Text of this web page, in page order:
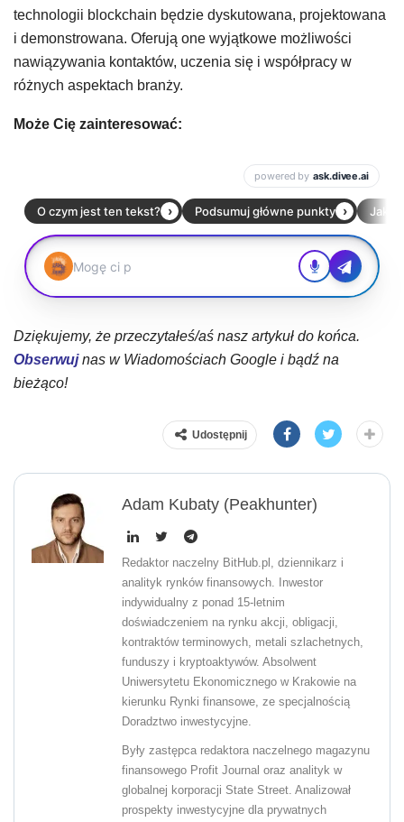
technologii blockchain będzie dyskutowana, projektowana
i demonstrowana. Oferują one wyjątkowe możliwości
nawiązywania kontaktów, uczenia się i współpracy w
różnych aspektach branży.
Może Cię zainteresować:
Dziękujemy, że przeczytałeś/aś nasz artykuł do końca.
Obserwujnas w Wiadomościach Google i bądź na
bieżąco!
Udostępnij
Adam Kubaty (peakhunter)
Redaktor naczelny BitHub.pl, dziennikarz i
analityk rynków finansowych. Inwestor
indywidualny z ponad 15-letnim
doświadczeniem na rynku akcji, obligacji,
kontraktów terminowych, metali szlachetnych,
funduszy i kryptoaktywów. Absolwent
Uniwersytetu Ekonomicznego w Krakowie na
kierunku Rynki finansowe, ze specjalnością
Doradztwo inwestycyjne.
Były zastępca redaktora naczelnego magazynu
finansowego Profit Journal oraz analityk w
globalnej korporacji State Street. Analizował
prospekty inwestycyjne dla prywatnych